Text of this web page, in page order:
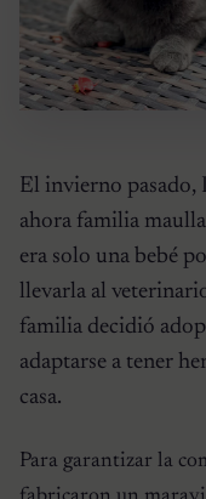
El invierno pasado,
ahora familia
era solo una bebé
llevarla al
familia decidió
adaptarse a tener
casa.
Para garantizar la